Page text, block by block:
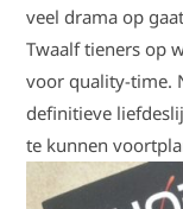
veel drama op
Twaalf tieners op
voor quality-time.
definitieve
te kunnen